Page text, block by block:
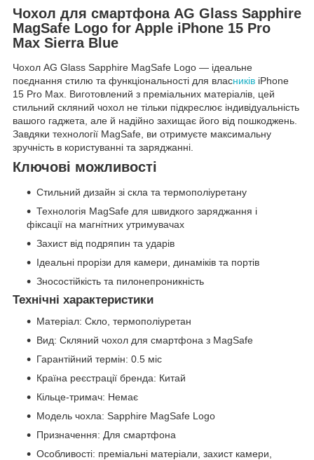
Чохол для смартфона AG Glass Sapphire
MagSafe Logo for Apple iPhone 15 Pro
Max Sierra Blue
Чохол AG Glass Sapphire MagSafe Logo — ідеальне
поєднання стилю та функціональності для власників iPhone
15 Pro Max. Виготовлений з преміальних матеріалів, цей
стильний скляний чохол не тільки підкреслює індивідуальність
вашого гаджета, але й надійно захищає його від пошкоджень.
Завдяки технології MagSafe, ви отримуєте максимальну
зручність в користуванні та заряджанні.
Ключові можливості
Стильний дизайн зі скла та термополіуретану
Технологія MagSafe для швидкого заряджання і
фіксації на магнітних утримувачах
Захист від подряпин та ударів
Ідеальні прорізи для камери, динаміків та портів
Зносостійкість та пилонепроникність
Технічні характеристики
Матеріал: Скло, термополіуретан
Вид: Скляний чохол для смартфона з MagSafe
Гарантійний термін: 0.5 міс
Країна реєстрації бренда: Китай
Кільце-тримач: Немає
Модель чохла: Sapphire MagSafe Logo
Призначення: Для смартфона
Особливості: преміальні матеріали, захист камери,